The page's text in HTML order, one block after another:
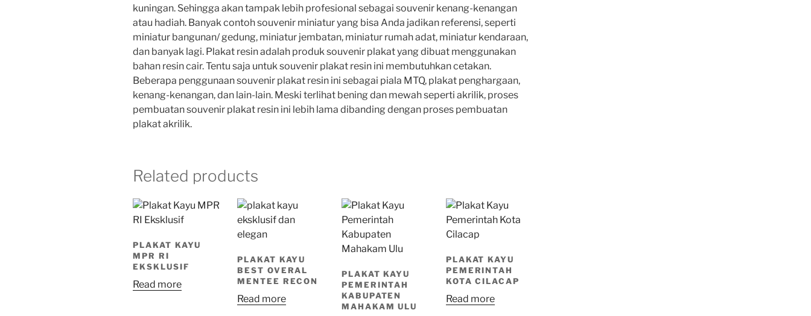
kuningan. Sehingga akan tampak lebih profesional sebagai souvenir kenang-kenangan
atau hadiah. Banyak contoh souvenir miniatur yang bisa Anda jadikan referensi, seperti
miniatur bangunan/ gedung, miniatur jembatan, miniatur rumah adat, miniatur kendaraan,
dan banyak lagi. Plakat resin adalah produk souvenir plakat yang dibuat menggunakan
bahan resin cair. Tentu saja untuk souvenir plakat resin ini membutuhkan cetakan.
Beberapa penggunaan souvenir plakat resin ini sebagai piala MTQ, plakat penghargaan,
kenang-kenangan, dan lain-lain. Meski terlihat bening dan mewah seperti akrilik, proses
pembuatan souvenir plakat resin ini lebih lama dibanding dengan proses pembuatan
plakat akrilik.
Related products
PLAKAT KAYU
MPR RI
EKSKLUSIF
Read more
PLAKAT KAYU
BEST OVERAL
MENTEE RECON
Read more
PLAKAT KAYU
PEMERINTAH
KABUPATEN
MAHAKAM ULU
PLAKAT KAYU
PEMERINTAH
KOTA CILACAP
Read more